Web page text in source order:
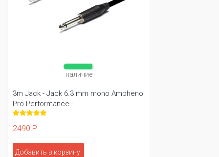
наличие
3m Jack - Jack 6.3 mm mono Amphenol
Pro Performance -...
2490 Р
Добавить в корзину